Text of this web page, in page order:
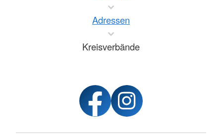
Adressen
Kreisverbände